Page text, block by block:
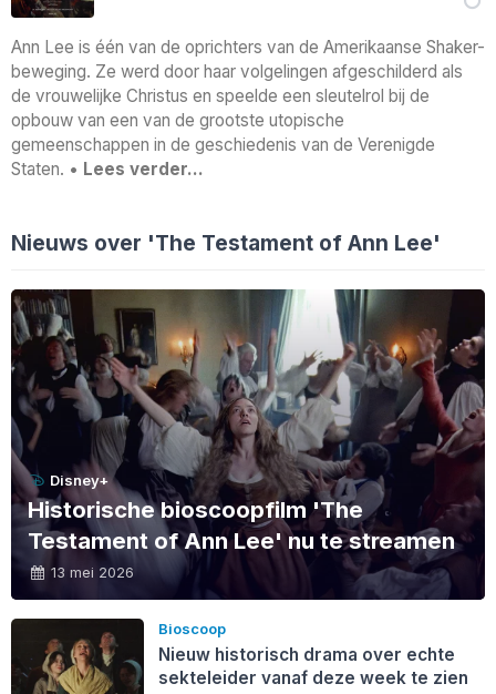
Ann Lee is één van de oprichters van de Amerikaanse Shaker-
beweging. Ze werd door haar volgelingen afgeschilderd als
de vrouwelijke Christus en speelde een sleutelrol bij de
opbouw van een van de grootste utopische
gemeenschappen in de geschiedenis van de Verenigde
Staten. • Lees verder…
Nieuws over 'The Testament of Ann Lee'
Disney+
Historische bioscoopfilm 'The
Testament of Ann Lee' nu te streamen
13 mei 2026
Bioscoop
Nieuw historisch drama over echte
sekteleider vanaf deze week te zien